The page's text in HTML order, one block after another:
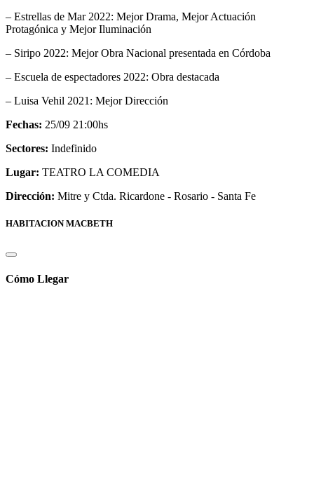
– Estrellas de Mar 2022: Mejor Drama, Mejor Actuación
Protagónica y Mejor Iluminación
– Siripo 2022: Mejor Obra Nacional presentada en Córdoba
– Escuela de espectadores 2022: Obra destacada
– Luisa Vehil 2021: Mejor Dirección
Fechas: 25/09 21:00hs
Sectores: Indefinido
Lugar: TEATRO LA COMEDIA
Dirección: Mitre y Ctda. Ricardone - Rosario - Santa Fe
HABITACION MACBETH
Cómo Llegar